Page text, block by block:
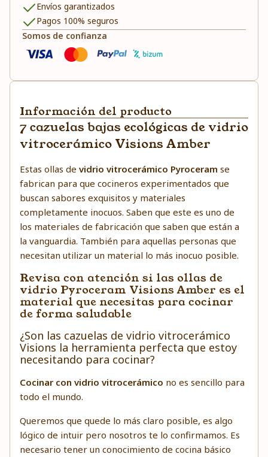
Envíos garantizados
Pagos 100% seguros
Somos de confianza
Información del producto
7 cazuelas bajas ecológicas de vidrio
vitrocerámico Visions Amber
Estas ollas de vidrio vitrocerámico Pyroceram se
fabrican para que cocineros experimentados que
buscan sabores exquisitos y materiales
completamente inocuos. Saben que este es uno de
los materiales de fabricación que saben que están a
la vanguardia. También para aquellas personas que
necesitan utilizar un material lo más inocuo posible.
Revisa con atención si las ollas de
vidrio Pyroceram Visions Amber es el
material que necesitas para cocinar
de forma saludable
¿Son las cazuelas de vidrio vitrocerámico
Visions la herramienta perfecta que estoy
necesitando para cocinar?
Cocinar con vidrio vitrocerámico no es sencillo para
todo el mundo.
Queremos que quede lo más claro posible, es algo
lógico de intuir pero nosotros te lo confirmamos. Es
necesario tener un conocimiento de cocina básico